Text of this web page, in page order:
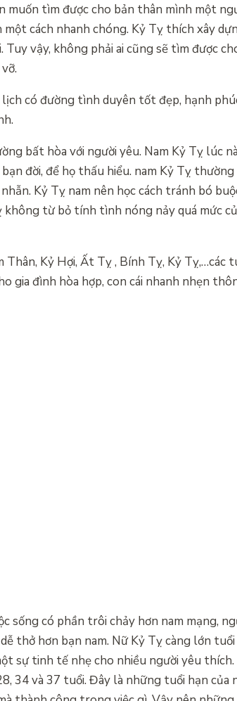
muốn tìm được cho bản thân mình một
cách nhanh chóng. Kỷ Tỵ thích xây
vậy, không phải ai cũng sẽ tìm được
có đường tình duyên tốt đẹp, hạnh
bất hòa với người yêu. Nam Kỷ Tỵ lúc
đời, để họ thấu hiểu. nam Kỷ Tỵ
Kỷ Tỵ nam nên học cách tránh bó
không từ bỏ tính tình nóng nảy quá mức
Kỷ Hợi, Ất Tỵ , Bính Tỵ, Kỷ Tỵ,…các
gia đình hòa hợp, con cái nhanh nhẹn
sống có phần trôi chảy hơn nam mạng,
thở hơn bạn nam. Nữ Kỷ Tỵ càng lớn
sự tinh tế nhẹ cho nhiều người yêu
34 và 37 tuổi. Đây là những tuổi hạn của